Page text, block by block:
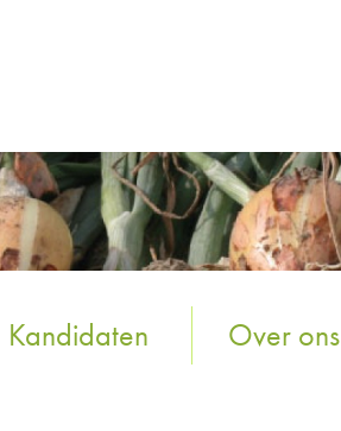
Kandidaten Over ons